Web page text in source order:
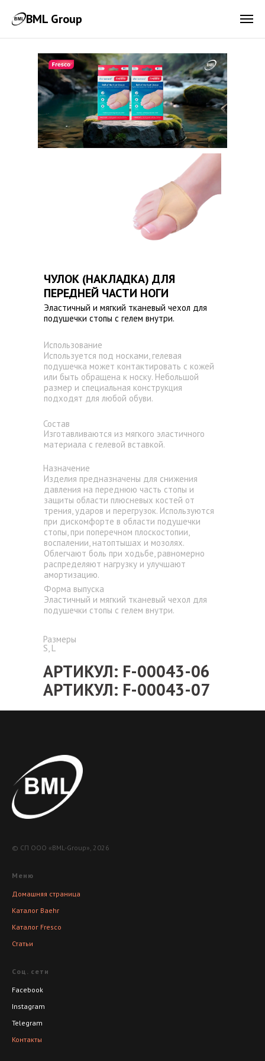
Эластичный и мягкий тканевый чехол для
подушечки стопы с гелем внутри.
Использование
Используется под носками, гелевая
подушечка может контактировать с кожей
или быть обращена к носку. Небольшой
размер и специальная конструкция
подходят для любой обуви.
Изделия предназначены для снижения
давления на переднюю часть стопы и
защиты области плюсневых костей от
трения, ударов и перегрузок. Используются
при дискомфорте в области подушечки
стопы, при поперечном плоскостопии,
воспалении, натоптышах и мозолях.
Облегчают боль при ходьбе, равномерно
распределяют нагрузку и улучшают
амортизацию.
Изготавливаются из мягкого эластичного
материала с гелевой вставкой.
ЧУЛОК (НАКЛАДКА) ДЛЯ
ПЕРЕДНЕЙ ЧАСТИ НОГИ
Состав
Назначение
Форма выпуска
Эластичный и мягкий тканевый чехол для
подушечки стопы с гелем внутри.
Размеры
S, L
АРТИКУЛ: F-00043-06
АРТИКУЛ: F-00043-07
BML Group
© СП ООО «BML-Group», 2026
Меню
Домашняя страница
Каталог Baehr
Каталог Fresco
Статьи
Соц. сети
Facebook
Instagram
Telegram
Контакты